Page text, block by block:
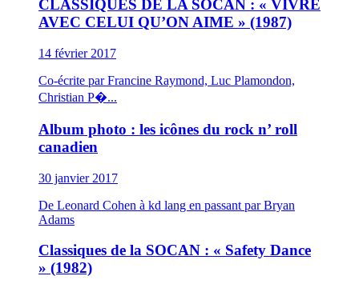
CLASSIQUES DE LA SOCAN : « VIVRE
AVEC CELUI QU’ON AIME » (1987)
14 février 2017
Co-écrite par Francine Raymond, Luc Plamondon,
Christian P�...
Album photo : les icônes du rock n’ roll
canadien
30 janvier 2017
De Leonard Cohen à kd lang en passant par Bryan
Adams
Classiques de la SOCAN : « Safety Dance
» (1982)